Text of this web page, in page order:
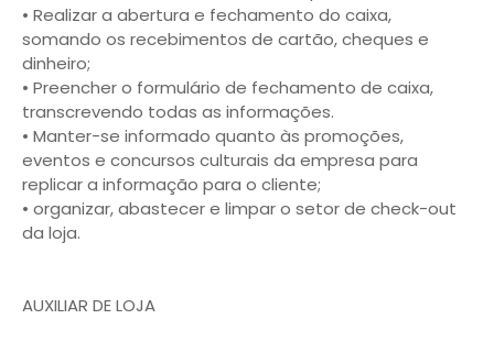
• Realizar a abertura e fechamento do caixa,
somando os recebimentos de cartão, cheques e
dinheiro;
• Preencher o formulário de fechamento de caixa,
transcrevendo todas as informações.
• Manter-se informado quanto às promoções,
eventos e concursos culturais da empresa para
replicar a informação para o cliente;
• organizar, abastecer e limpar o setor de check-out
da loja.
AUXILIAR DE LOJA